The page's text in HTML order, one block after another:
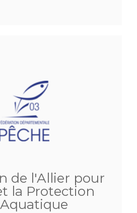
de l'Allier pour
la Protection